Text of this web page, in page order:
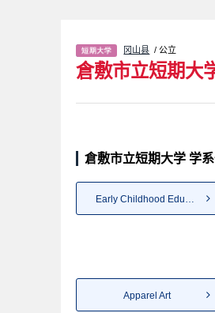
冈山县 / 公立
倉敷市立短期大
倉敷市立短期大学 学
Early Childhood Education a...
Apparel Art